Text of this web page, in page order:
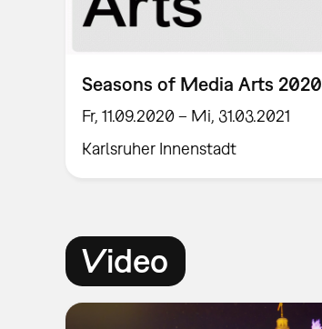
Seasons of Media Arts 2020
Fr, 11.09.2020 – Mi, 31.03.2021
Karlsruher Innenstadt
Video